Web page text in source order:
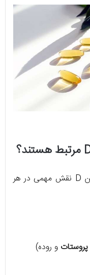
نشان داده شده است که کمبود ویتامین D نقش مهمی در هر
پروستات و روده)